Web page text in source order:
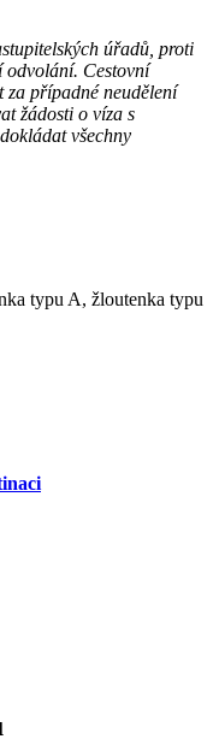
úřadů, proti
odvolání. Cestovní
za případné neudělení
žádosti o víza s
všechny
typu A, žloutenka typu